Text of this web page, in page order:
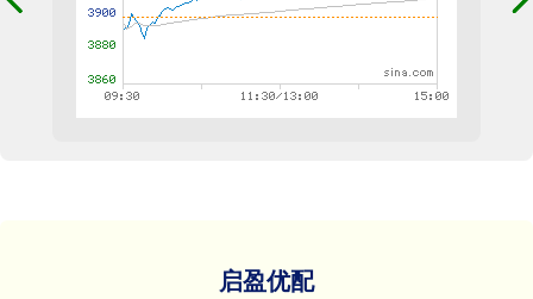
启盈优配